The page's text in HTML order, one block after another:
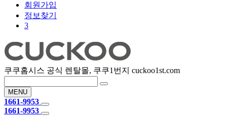
회원 가입
정보찾기
3
쿠쿠홈시스 공식 렌탈몰, 쿠쿠1번지 cuckoo1st.com
MENU
1661-9953
1661-9953